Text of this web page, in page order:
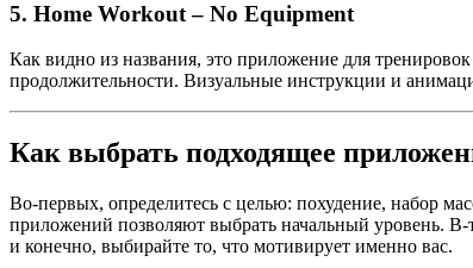
5. Home Workout – No Equipment
Как видно из названия, это приложение для
продолжительности. Визуальные инструкции и
Как выбрать подходящее
Во-первых, определитесь с целью: похудение, набор
приложений позволяют выбрать начальный уровень.
и конечно, выбирайте то, что мотивирует именно вас.